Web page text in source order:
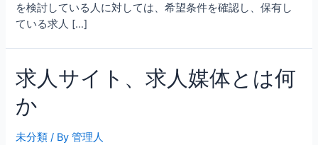
を検討している人に対しては、希望条件を確認し、保有し
ている求人 […]
求人サイト、求人媒体とは何
か
未分類 / By管理人